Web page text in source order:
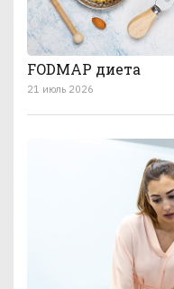
FODMAP диета
21 июль 2026